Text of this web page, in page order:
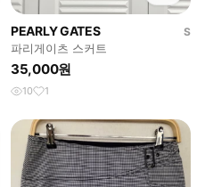
PEARLY GATES
S
파리게이츠 스커트
35,000원
10 1